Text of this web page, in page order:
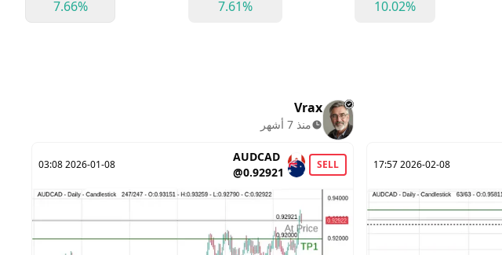
10.02%
7.61%
7.66%
2026-02-08 17:57
Vrax
منذ 7 أشهر
SELL
AUDCAD
@0.92921
2026-01-08 03:08